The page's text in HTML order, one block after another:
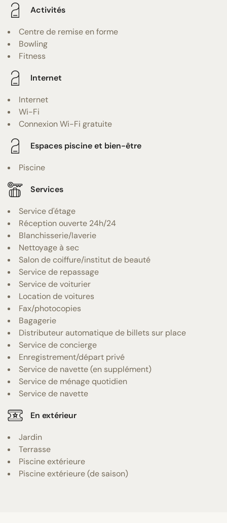
Activités
Centre de remise en forme
Bowling
Fitness
Internet
Internet
Wi-Fi
Connexion Wi-Fi gratuite
Espaces piscine et bien-être
Piscine
Services
Service d'étage
Réception ouverte 24h/24
Blanchisserie/laverie
Nettoyage à sec
Salon de coiffure/institut de beauté
Service de repassage
Service de voiturier
Location de voitures
Fax/photocopies
Bagagerie
Distributeur automatique de billets sur place
Service de concierge
Enregistrement/départ privé
Service de navette (en supplément)
Service de ménage quotidien
Service de navette
En extérieur
Jardin
Terrasse
Piscine extérieure
Piscine extérieure (de saison)